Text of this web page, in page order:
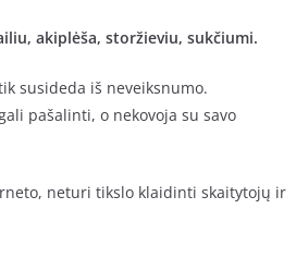
akiplėša, storžieviu, sukčiumi.
susideda iš neveiksnumo.
pašalinti, o nekovoja su savo
neturi tikslo klaidinti skaitytojų ir